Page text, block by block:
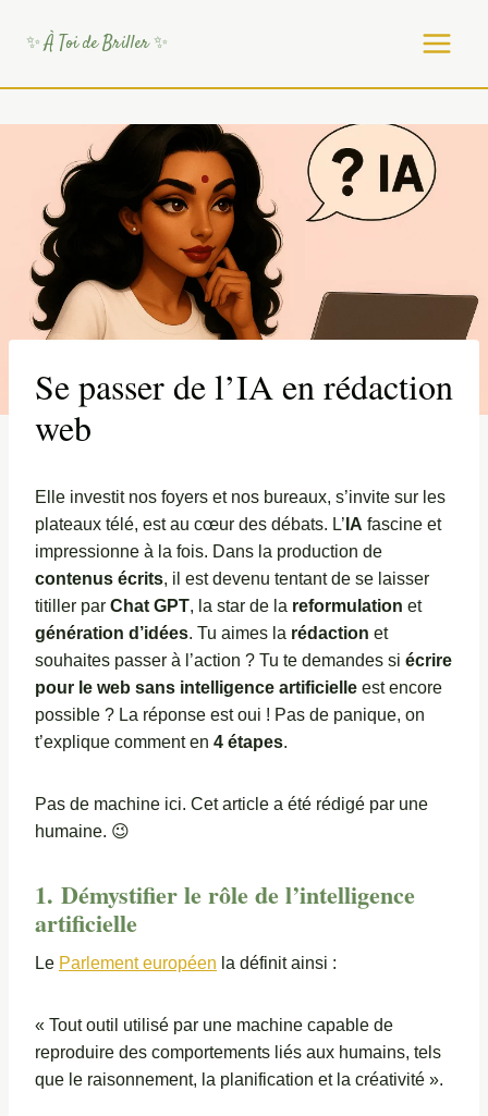
✨ À Toi de Briller ✨
Se passer de l’IA en rédaction
web
Elle investit nos foyers et nos bureaux, s’invite sur les
plateaux télé, est au cœur des débats. L’ IA fascine et
impressionne à la fois. Dans la production de
contenus écrits, il est devenu tentant de se laisser
titiller par Chat GPT, la star de la reformulation et
génération d’idées. Tu aimes la rédaction et
souhaites passer à l’action ? Tu te demandes si écrire
pour le web sans intelligence artificielle est encore
possible ? La réponse est oui ! Pas de panique, on
t’explique comment en 4 étapes.
Pas de machine ici. Cet article a été rédigé par une
humaine. 😉
1. Démystifier le rôle de l’intelligence
artificielle
Le Parlement européen la définit ainsi :
« Tout outil utilisé par une machine capable de
reproduire des comportements liés aux humains, tels
que le raisonnement, la planification et la créativité ».